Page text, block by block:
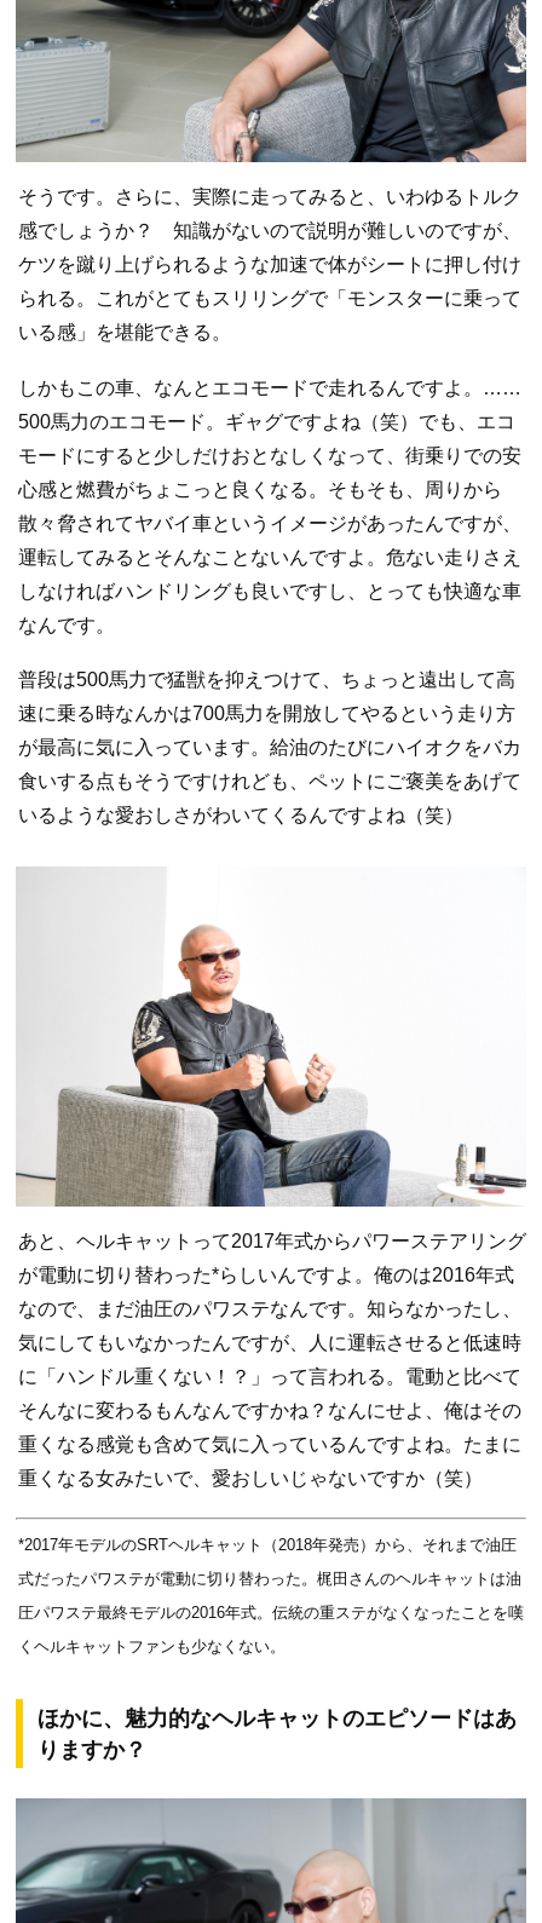
そうです。さらに、実際に走ってみると、いわゆるトルク
感でしょうか？ 知識がないので説明が難しいのですが、
ケツを蹴り上げられるような加速で体がシートに押し付け
られる。これがとてもスリリングで「モンスターに乗って
いる感」を堪能できる。
しかもこの車、なんとエコモードで走れるんですよ。……
500馬力のエコモード。ギャグですよね（笑）でも、エコ
モードにすると少しだけおとなしくなって、街乗りでの安
心感と燃費がちょこっと良くなる。そもそも、周りから
散々脅されてヤバイ車というイメージがあったんですが、
運転してみるとそんなことないんですよ。危ない走りさえ
しなければハンドリングも良いですし、とっても快適な車
なんです。
普段は500馬力で猛獣を抑えつけて、ちょっと遠出して高
速に乗る時なんかは700馬力を開放してやるという走り方
が最高に気に入っています。給油のたびにハイオクをバカ
食いする点もそうですけれども、ペットにご褒美をあげて
いるような愛おしさがわいてくるんですよね（笑）
あと、ヘルキャットって2017年式からパワーステアリング
が電動に切り替わった*らしいんですよ。俺のは2016年式
なので、まだ油圧のパワステなんです。知らなかったし、
気にしてもいなかったんですが、人に運転させると低速時
に「ハンドル重くない！？」って言われる。電動と比べて
そんなに変わるもんなんですかね？なんにせよ、俺はその
重くなる感覚も含めて気に入っているんですよね。たまに
重くなる女みたいで、愛おしいじゃないですか（笑）
*2017年モデルのSRTヘルキャット（2018年発売）から、それまで油圧
式だったパワステが電動に切り替わった。梶田さんのヘルキャットは油
圧パワステ最終モデルの2016年式。伝統の重ステがなくなったことを嘆
くヘルキャットファンも少なくない。
ほかに、魅力的なヘルキャットのエピソードはあ
りますか？